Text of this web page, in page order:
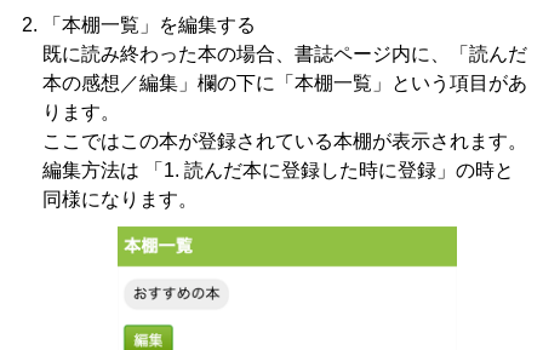
「本棚一覧」を編集する
既に読み終わった本の場合、書誌ページ内に、「読んだ
本の感想／編集」欄の下に「本棚一覧」という項目があ
ります。
ここではこの本が登録されている本棚が表示されます。
編集方法は 「1. 読んだ本に登録した時に登録」の時と
同様になります。